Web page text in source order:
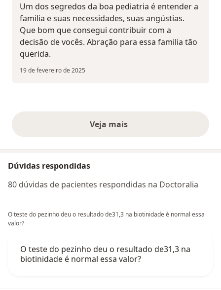
Um dos segredos da boa pediatria é entender a
familia e suas necessidades, suas angústias.
Que bom que consegui contribuir com a
decisão de vocês. Abração para essa familia tão
querida.
19 de fevereiro de 2025
Veja maisopiniões acima
Dúvidas respondidas
80 dúvidas de pacientes respondidas na Doctoralia
O teste do pezinho deu o resultado de31,3 na biotinidade é normal essa
valor?
O teste do pezinho deu o resultado de31,3 na
biotinidade é normal essa valor?